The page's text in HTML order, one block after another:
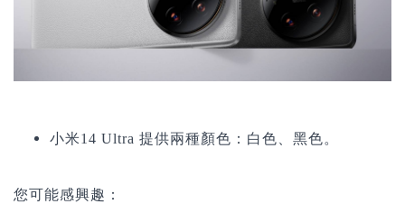
小米14 Ultra 提供兩種顏色：白色、黑色。
您可能感興趣：